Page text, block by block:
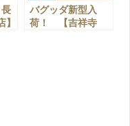
バグッダ新型入
荷！ 【吉祥寺